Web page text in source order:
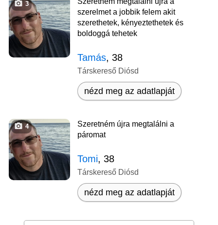
3
szerelmet a jobbik felem akit
szerethetek, kényeztethetek és
boldoggá tehetek
Tamás, 38
Társkereső Diósd
nézd meg az adatlapját
4
Szeretném újra megtalálni a
páromat
Tomi, 38
Társkereső Diósd
nézd meg az adatlapját